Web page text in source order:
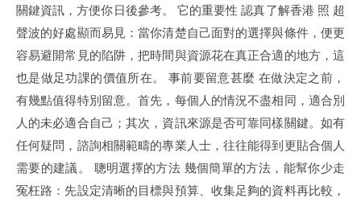
關鍵資訊，方便你日後參考。 它的重要性 認真了解香港 照 超
聲波的好處顯而易見：當你清楚自己面對的選擇與條件，便更
容易避開常見的陷阱，把時間與資源花在真正合適的地方，這
也是做足功課的價值所在。 事前要留意甚麼 在做決定之前，
有幾點值得特別留意。首先，每個人的情況不盡相同，適合別
人的未必適合自己；其次，資訊來源是否可靠同樣關鍵。如有
任何疑問，諮詢相關範疇的專業人士，往往能得到更貼合個人
需要的建議。 聰明選擇的方法 幾個簡單的方法，能幫你少走
冤枉路：先設定清晰的目標與預算、收集足夠的資料再比較，